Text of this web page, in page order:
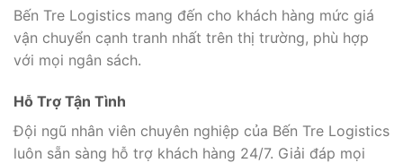
Bến Tre Logistics mang đến cho khách hàng mức giá
vận chuyển cạnh tranh nhất trên thị trường, phù hợp
với mọi ngân sách.
Hỗ Trợ Tận Tình
Đội ngũ nhân viên chuyên nghiệp của Bến Tre Logistics
luôn sẵn sàng hỗ trợ khách hàng 24/7. Giải đáp mọi